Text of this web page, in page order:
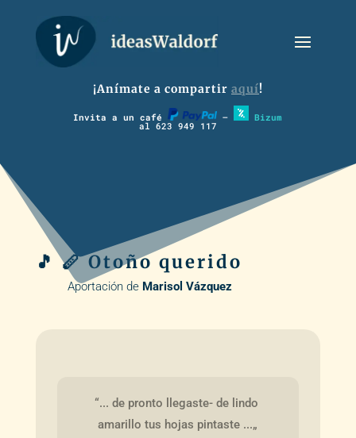
¡Anímate a compartir aquí!
Invita a un café – Bizum
al 623 949 117
🎵 🪈 Otoño querido
Aportación de Marisol Vázquez
“... de pronto llegaste- de lindo
amarillo tus hojas pintaste ...„